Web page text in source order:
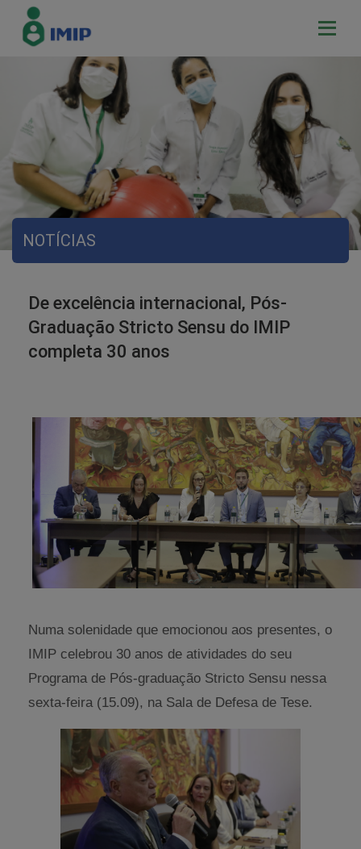
NOTÍCIAS
De excelência internacional, Pós-
Graduação Stricto Sensu do IMIP
completa 30 anos
Numa solenidade que emocionou aos presentes, o
IMIP celebrou 30 anos de atividades do seu
Programa de Pós-graduação Stricto Sensu nessa
sexta-feira (15.09), na Sala de Defesa de Tese.